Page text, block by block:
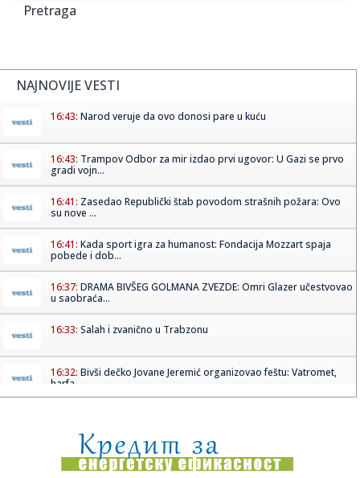
Pretraga
NAJNOVIJE VESTI
16:43: Narod veruje da ovo donosi pare u kuću
16:43: Trampov Odbor za mir izdao prvi ugovor: U Gazi se prvo
gradi vojn...
16:41: Zasedao Republički štab povodom strašnih požara: Ovo
su nove ...
16:41: Kada sport igra za humanost: Fondacija Mozzart spaja
pobede i dob...
16:37: DRAMA BIVŠEG GOLMANA ZVEZDE: Omri Glazer učestvovao
u saobraća...
16:33: Salah i zvanično u Trabzonu
16:32: Bivši dečko Jovane Jeremić organizovao feštu: Vatromet,
harfa...
16:30:"Evroliga nije za razvoj mladih igrača, ta priča je
besmislena"